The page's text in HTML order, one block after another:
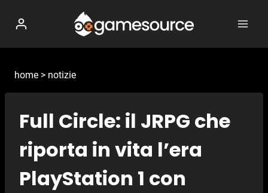
contenuto
home > notizie
Full Circle: il JRPG che
riporta in vita l’era
PlayStation 1 con